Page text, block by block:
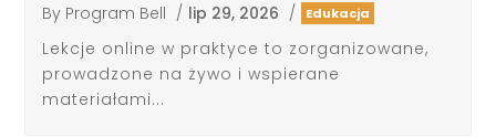
By Program Bell / lip 29, 2026 / Edukacja
Lekcje online w praktyce to zorganizowane,
prowadzone na żywo i wspierane
materiałami...